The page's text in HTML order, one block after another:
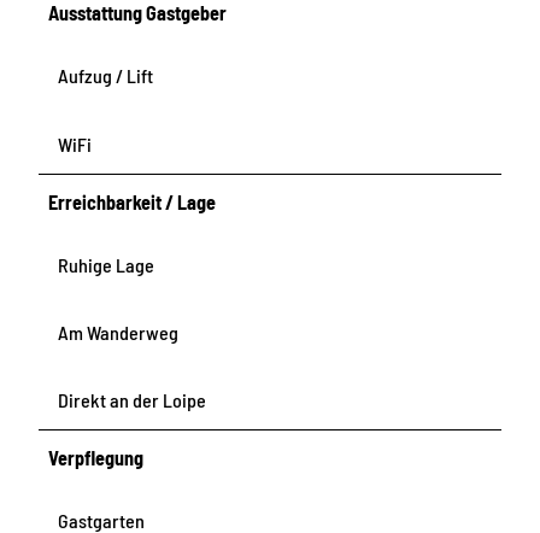
Ausstattung Gastgeber
Aufzug / Lift
WiFi
Erreichbarkeit / Lage
Ruhige Lage
Am Wanderweg
Direkt an der Loipe
Verpflegung
Gastgarten